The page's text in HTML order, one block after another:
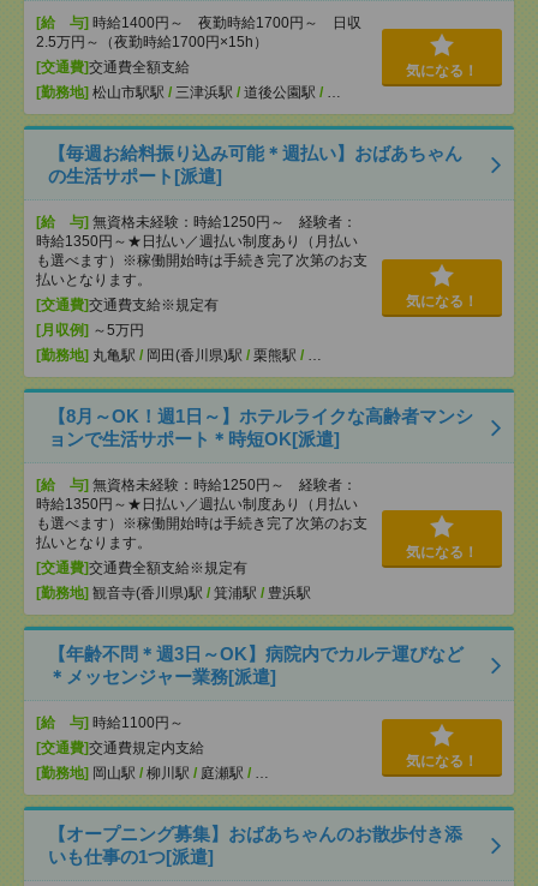
[給 与] 時給1400円～ 夜勤時給1700円～ 日収
2.5万円～（夜勤時給1700円×15h）
[交通費]交通費全額支給
[勤務地] 松山市駅駅 / 三津浜駅 / 道後公園駅 / …
気になる！
【毎週お給料振り込み可能＊週払い】おばあちゃん
の生活サポート[派遣]
[給 与] 無資格未経験：時給1250円～ 経験者：
時給1350円～★日払い／週払い制度あり（月払い
も選べます）※稼働開始時は手続き完了次第のお支
払いとなります。
[交通費]交通費支給※規定有
[月収例] ～5万円
[勤務地] 丸亀駅 / 岡田(香川県)駅 / 栗熊駅 / …
気になる！
【8月～OK！週1日～】ホテルライクな高齢者マンシ
ョンで生活サポート＊時短OK[派遣]
[給 与] 無資格未経験：時給1250円～ 経験者：
時給1350円～★日払い／週払い制度あり（月払い
も選べます）※稼働開始時は手続き完了次第のお支
払いとなります。
[交通費]交通費全額支給※規定有
[勤務地] 観音寺(香川県)駅 / 箕浦駅 / 豊浜駅
気になる！
【年齢不問＊週3日～OK】病院内でカルテ運びなど
＊メッセンジャー業務[派遣]
[給 与] 時給1100円～
[交通費]交通費規定内支給
[勤務地] 岡山駅 / 柳川駅 / 庭瀬駅 / …
気になる！
【オープニング募集】おばあちゃんのお散歩付き添
いも仕事の1つ[派遣]